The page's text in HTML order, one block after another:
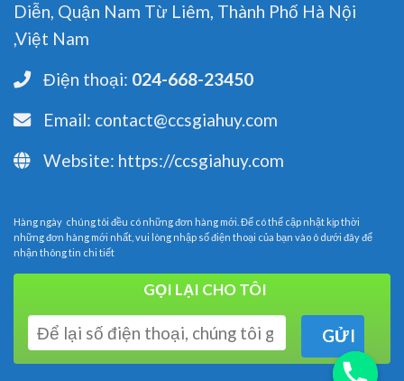
Diễn, Quận Nam Từ Liêm, Thành Phố Hà Nội
,Việt Nam
Điện thoại: 024-668-23450
Email: contact@ccsgiahuy.com
Website: https://ccsgiahuy.com
Hàng ngày chúng tôi đều có những đơn hàng mới. Để có thể cập nhật kịp thời
những đơn hàng mới nhất, vui lòng nhập số điện thoại của bạn vào ô dưới đây để
nhận thông tin chi tiết
GỌI LẠI CHO TÔI